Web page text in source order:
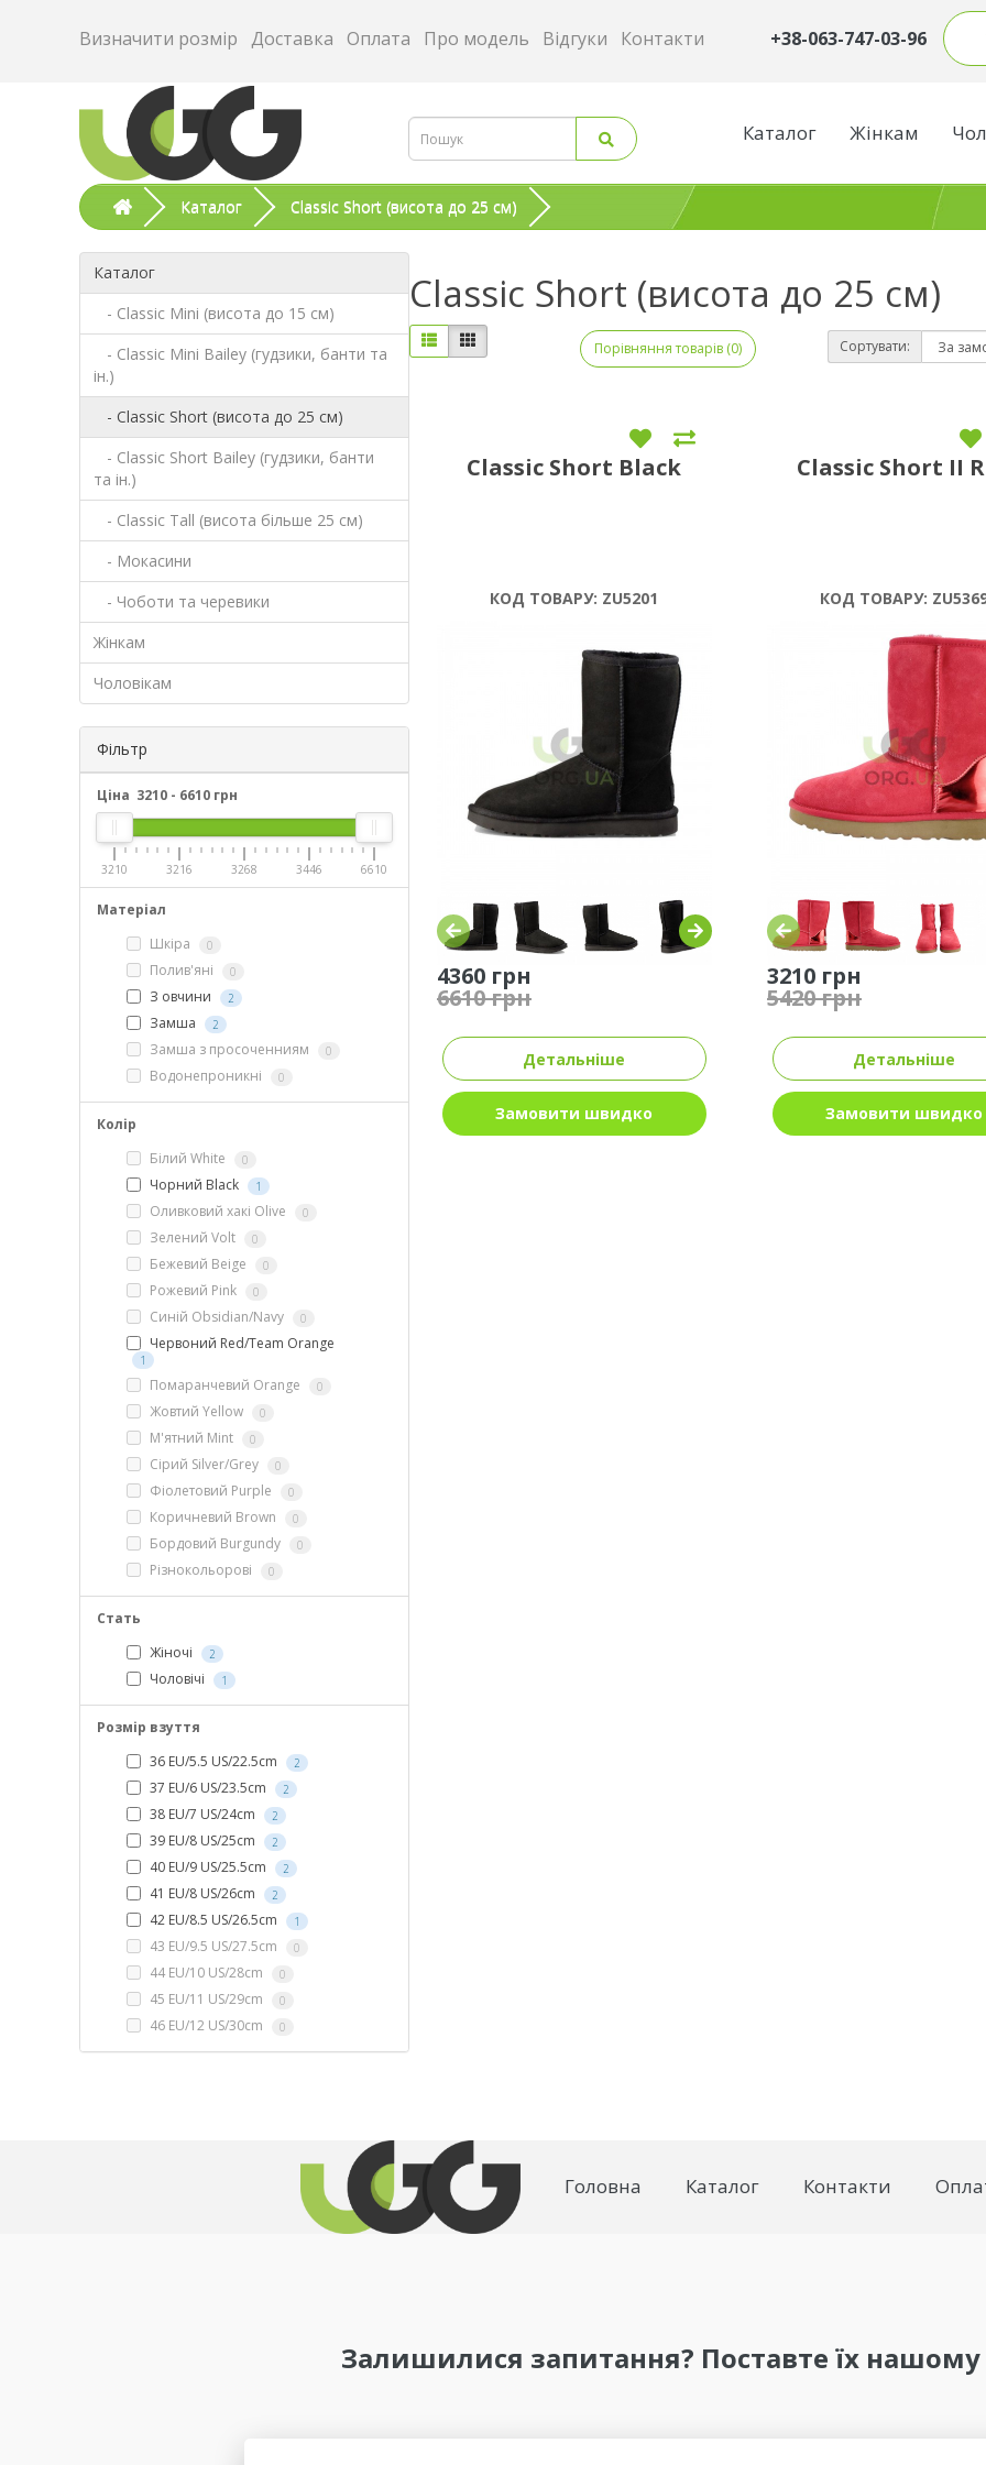
Визначити розмір Доставка Оплата Про модель Відгуки Контакти +38-063-747-03-96
Каталог Жінкам
Каталог Classic Short (висота до 25 см)
Каталог
- Classic Mini (висота до 15 см)
- Classic Mini Bailey (гудзики, банти та
ін.)
- Classic Short (висота до 25 см)
- Classic Short Bailey (гудзики, банти
та ін.)
- Classic Tall (висота більше 25 см)
- Мокасини
- Чоботи та черевики
Жінкам
Чоловікам
Фільтр
Ціна 3210 - 6610 грн
3210 3216 3268 3446 6610
Матеріал
Шкіра
0
Полив'яні 0
З овчини 2
Замша 2
Замша з просоченниям 0
Водонепроникні 0
Колір
Білий White
0
Чорний Black 1
Оливковий хакі Olive 0
Зелений Volt 0
Бежевий Beige 0
Рожевий Pink 0
Синій Obsidian/Navy 0
Червоний Red/Team Orange
1
Помаранчевий Orange 0
Жовтий Yellow 0
М'ятний Mint 0
Сірий Silver/Grey 0
Фіолетовий Purple 0
Коричневий Brown 0
Бордовий Burgundy 0
Різнокольорові 0
Стать
Жіночі
2
Чоловічі 1
Розмір взуття
36 EU/5.5 US/22.5cm
2
37 EU/6 US/23.5cm 2
38 EU/7 US/24cm 2
39 EU/8 US/25cm 2
40 EU/9 US/25.5cm 2
41 EU/8 US/26cm 2
42 EU/8.5 US/26.5cm 1
43 EU/9.5 US/27.5cm 0
44 EU/10 US/28cm 0
45 EU/11 US/29cm 0
46 EU/12 US/30cm 0
Classic Short (висота до 25 см)
Порівняння товарів (0) Сортувати:
Classic Short Black
КОД ТОВАРУ: ZU5201
4360 грн
6610 грн
Детальніше
Замовити швидко
Classic Short II
КОД ТОВАРУ:
3210 грн
5420 грн
Детальніше
Замовити швидко
Головна Каталог Контакти
Залишилися запитання? Поставте їх